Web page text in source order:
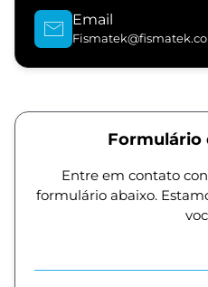
Email
Formulário
Entre em contato
formulário abaixo.